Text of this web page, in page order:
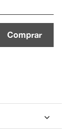
Comprar